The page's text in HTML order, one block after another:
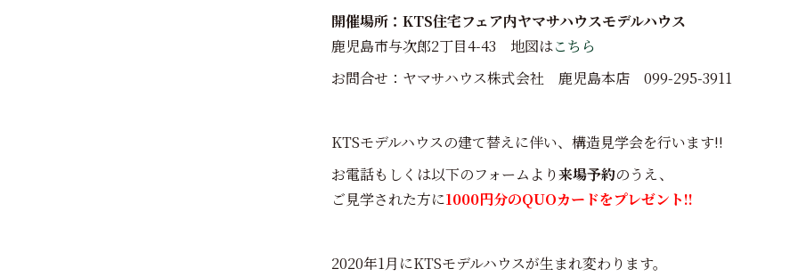
開催場所：KTS住宅フェア内ヤマサハウスモデルハウス
鹿児島市与次郎2丁目4-43 地図はこちら
お問合せ：ヤマサハウス株式会社 鹿児島本店 099-295-3911
KTSモデルハウスの建て替えに伴い、構造見学会を行います!!
お電話もしくは以下のフォームより来場予約のうえ、
ご見学された方に1000円分のQUOカードをプレゼント!!
2020年1月にKTSモデルハウスが生まれ変わります。